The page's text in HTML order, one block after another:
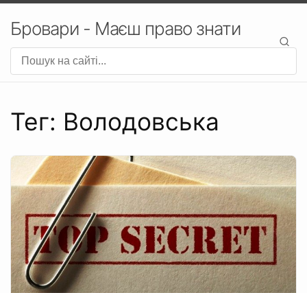
Бровари - Маєш право знати
Тег: Володовська